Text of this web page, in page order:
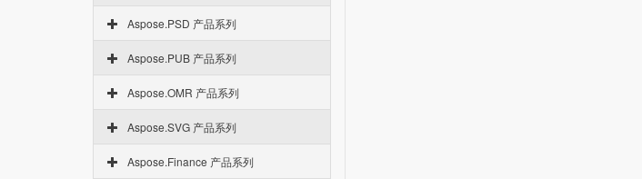
Aspose.PSD 产品系列
Aspose.PUB 产品系列
Aspose.OMR 产品系列
Aspose.SVG 产品系列
Aspose.Finance 产品系列